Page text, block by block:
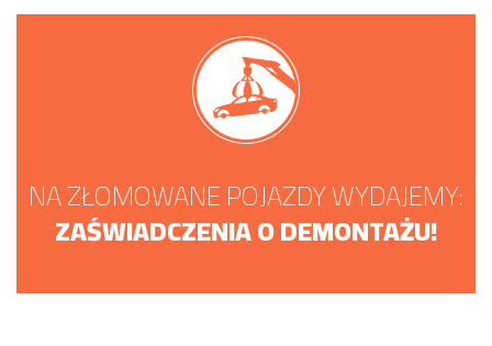
NA ZŁOMOWANE POJAZDY WYDAJEMY:
ZAŚWIADCZENIA O DEMONTAŻU!